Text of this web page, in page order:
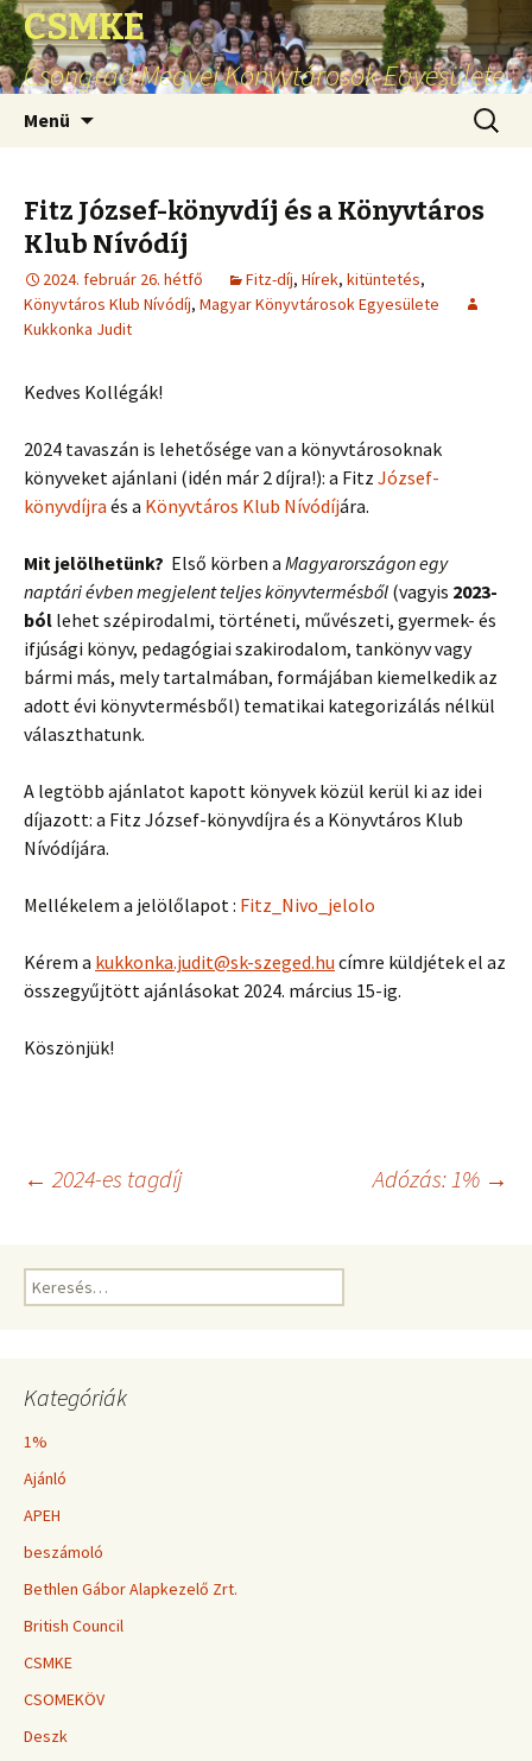
CSMKE
Csongrád Megyei Könyvtárosok Egyesülete
Menü
Fitz József-könyvdíj és a Könyvtáros
Klub Nívódíj
2024. február 26. hétfő Fitz-díj, Hírek, kitüntetés,
Könyvtáros Klub Nívódíj, Magyar Könyvtárosok Egyesülete
Kukkonka Judit
Kedves Kollégák!
2024 tavaszán is lehetősége van a könyvtárosoknak
könyveket ajánlani (idén már 2 díjra!): a Fitz József-
könyvdíjra és a Könyvtáros Klub Nívódíjára.
Mit jelölhetünk? Első körben a Magyarországon egy
naptári évben megjelent teljes könyvtermésből (vagyis 2023-
ból lehet szépirodalmi, történeti, művészeti, gyermek- és
ifjúsági könyv, pedagógiai szakirodalom, tankönyv vagy
bármi más, mely tartalmában, formájában kiemelkedik az
adott évi könyvtermésből) tematikai kategorizálás nélkül
választhatunk.
A legtöbb ajánlatot kapott könyvek közül kerül ki az idei
díjazott: a Fitz József-könyvdíjra és a Könyvtáros Klub
Nívódíjára.
Mellékelem a jelölőlapot : Fitz_Nivo_jelolo
Kérem a kukkonka.judit@sk-szeged.hu címre küldjétek el az
összegyűjtött ajánlásokat 2024. március 15-ig.
Köszönjük!
Bejegyzés
navigáció
← 2024-es tagdíj Adózás: 1% →
Keresés:
Kategóriák
1%
Ajánló
APEH
beszámoló
Bethlen Gábor Alapkezelő Zrt.
British Council
CSMKE
CSOMEKÖV
Deszk